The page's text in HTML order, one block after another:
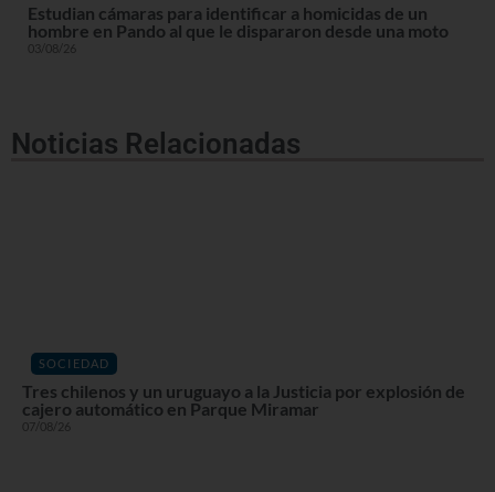
Estudian cámaras para identificar a homicidas de un
hombre en Pando al que le dispararon desde una moto
03/08/26
Noticias Relacionadas
SOCIEDAD
Tres chilenos y un uruguayo a la Justicia por explosión de
cajero automático en Parque Miramar
07/08/26